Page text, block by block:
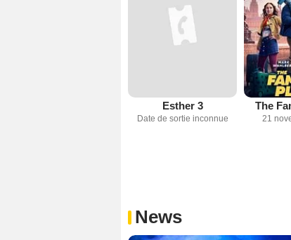
Esther 3
Date de sortie inconnue
The
21
News